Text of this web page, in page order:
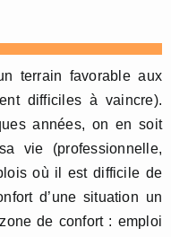
terrain favorable aux
difficiles à vaincre).
années, on en soit
vie (professionnelle,
où il est difficile de
d’une situation un
de confort : emploi